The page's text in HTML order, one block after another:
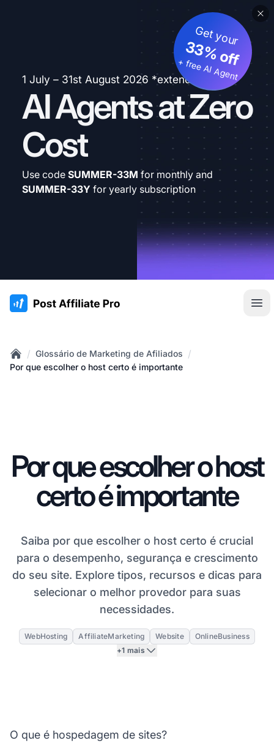
1 July – 31st August 2026 *extended
AI Agents at Zero
Cost
Get your
33% off
+ free AI Agent
Use code SUMMER-33M for monthly and
SUMMER-33Y for yearly subscription
:site.title
Home
/ Glossário de Marketing de Afiliados /
Por que escolher o host certo é importante
Por que escolher o host
certo é importante
Saiba por que escolher o host certo é crucial
para o desempenho, segurança e crescimento
do seu site. Explore tipos, recursos e dicas para
selecionar o melhor provedor para suas
necessidades.
WebHosting AffiliateMarketing Website
OnlineBusiness
+1 mais
O que é hospedagem de sites?